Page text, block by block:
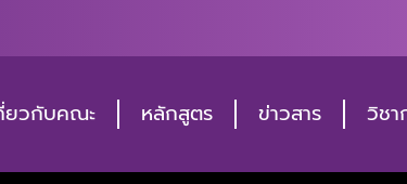
ยวกับคณะ หลักสูตร ข่าวสาร วิชา